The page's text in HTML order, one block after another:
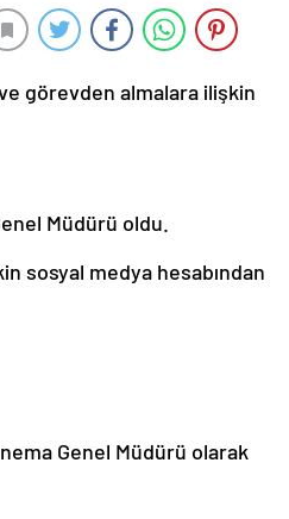
görevden almalara ilişkin
Müdürü oldu.
sosyal medya hesabından
Genel Müdürü olarak